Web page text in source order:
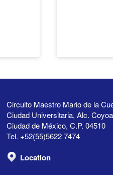
Circuito Maestro Mario de la
Ciudad Universitaria, Alc.
Ciudad de México, C.P. 04510
Tel. +52(55)5622 7474
Location